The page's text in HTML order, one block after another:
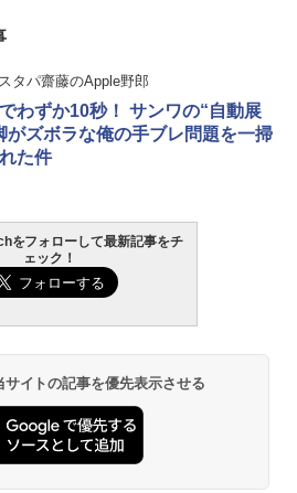
スタパ齋藤のApple野郎
わずか10秒！ サンワの“自動展
がズボラな俺の手ブレ問題を一掃
た件
をフォローして最新記事をチ
ェック！
イトの記事を優先表示させる